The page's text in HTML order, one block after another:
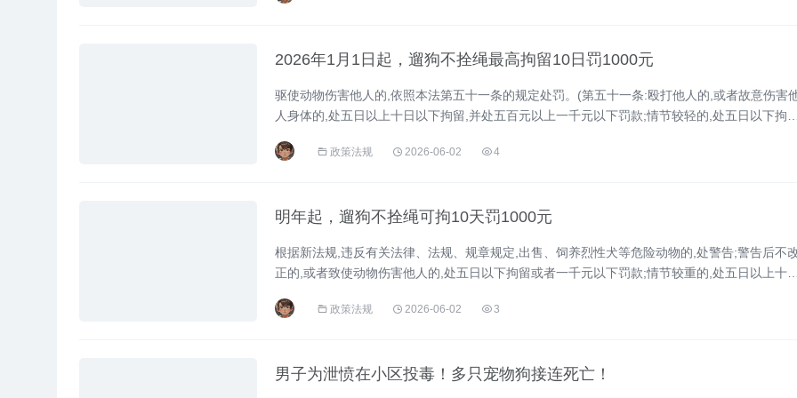
2026年1月1日起，遛狗不拴绳最高拘留10日罚1000元
驱使动物伤害他人的,依照本法第五十一条的规定处罚。(第五十一条:殴打他人的,或者故意伤害
人身体的,处五日以上十日以下拘留,并处五百元以上一千元以下罚款;情节较轻的,处五日以下拘留
政策法规 2026-06-02 4
明年起，遛狗不拴绳可拘10天罚1000元
根据新法规,违反有关法律、法规、规章规定,出售、饲养烈性犬等危险动物的,处警告;警告后不
正的,或者致使动物伤害他人的,处五日以下拘留或者一千元以下罚款;情节较重的,处五日以上十日
政策法规 2026-06-02 3
男子为泄愤在小区投毒！多只宠物狗接连死亡！